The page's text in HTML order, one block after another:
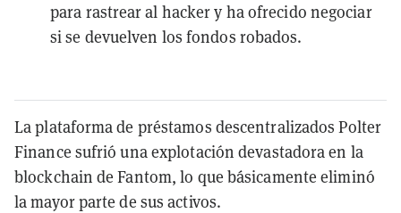
para rastrear al hacker y ha ofrecido negociar
si se devuelven los fondos robados.
La plataforma de préstamos descentralizados Polter
Finance sufrió una explotación devastadora en la
blockchain de Fantom, lo que básicamente eliminó
la mayor parte de sus activos.